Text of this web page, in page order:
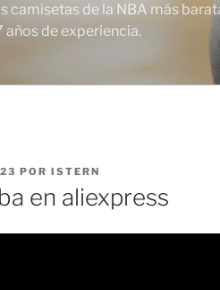
de la NBA más
años de experiencia.
POR ISTERN
en aliexpress